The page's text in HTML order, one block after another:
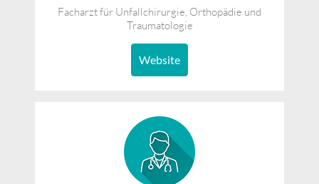
Facharzt für Unfallchirurgie, Orthopädie und
Traumatologie
Website